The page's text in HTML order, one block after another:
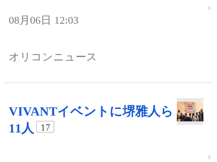
08月06日 12:03
オリコンニュース
VIVANTイベントに堺雅人ら
11人
17